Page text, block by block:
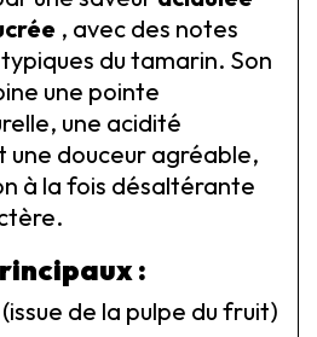
, avec des notes
du tamarin. Son
une pointe
une acidité
douceur agréable,
à la fois désaltérante
:
(issue de la pulpe du fruit)